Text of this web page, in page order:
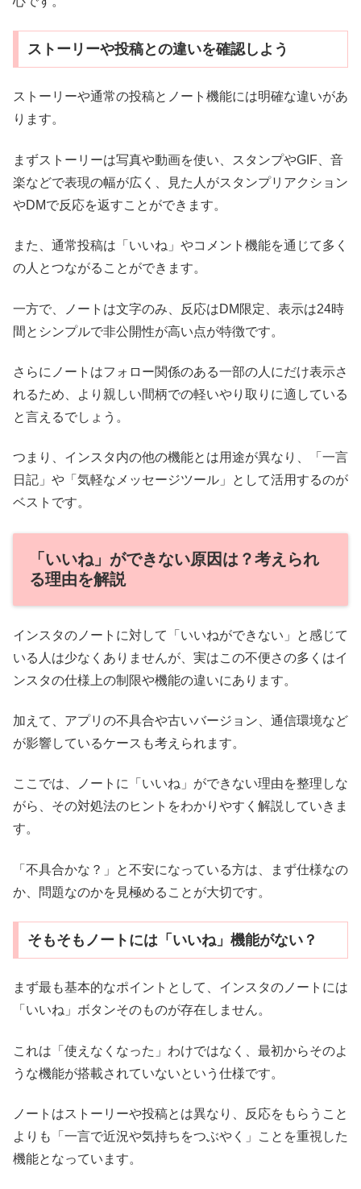
ストーリーや投稿との違いを確認しよう
ストーリーや通常の投稿とノート機能には明確な違いがあ
ります。
まずストーリーは写真や動画を使い、スタンプやGIF、音
楽などで表現の幅が広く、見た人がスタンプリアクション
やDMで反応を返すことができます。
また、通常投稿は「いいね」やコメント機能を通じて多く
の人とつながることができます。
一方で、ノートは文字のみ、反応はDM限定、表示は24時
間とシンプルで非公開性が高い点が特徴です。
さらにノートはフォロー関係のある一部の人にだけ表示さ
れるため、より親しい間柄での軽いやり取りに適している
と言えるでしょう。
つまり、インスタ内の他の機能とは用途が異なり、「一言
日記」や「気軽なメッセージツール」として活用するのが
ベストです。
「いいね」ができない原因は？考えられ
る理由を解説
インスタのノートに対して「いいねができない」と感じて
いる人は少なくありませんが、実はこの不便さの多くはイ
ンスタの仕様上の制限や機能の違いにあります。
加えて、アプリの不具合や古いバージョン、通信環境など
が影響しているケースも考えられます。
ここでは、ノートに「いいね」ができない理由を整理しな
がら、その対処法のヒントをわかりやすく解説していきま
す。
「不具合かな？」と不安になっている方は、まず仕様なの
か、問題なのかを見極めることが大切です。
そもそもノートには「いいね」機能がない？
まず最も基本的なポイントとして、インスタのノートには
「いいね」ボタンそのものが存在しません。
これは「使えなくなった」わけではなく、最初からそのよ
うな機能が搭載されていないという仕様です。
ノートはストーリーや投稿とは異なり、反応をもらうこと
よりも「一言で近況や気持ちをつぶやく」ことを重視した
機能となっています。